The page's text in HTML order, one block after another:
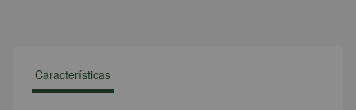
Características